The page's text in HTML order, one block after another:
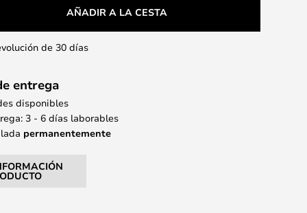
AÑADIR A LA CESTA
de 30 días
entrega
disponibles
3 - 6 días laborables
permanentemente